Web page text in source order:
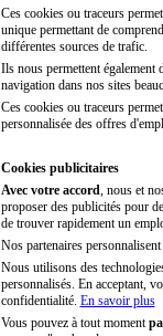
Ces cookies ou traceurs
unique permettant de
différentes sources de trafic.
Ils nous permettent également
navigation dans nos sites
Ces cookies ou traceurs
personnalisée des offres
Cookies publicitaires
Avec votre accord , nous et
proposer des publicités pour
de trouver rapidement un
Nos partenaires
Nous utilisons des
personnalisés. En acceptant,
confidentialité. En savoir plus
Vous pouvez à tout moment